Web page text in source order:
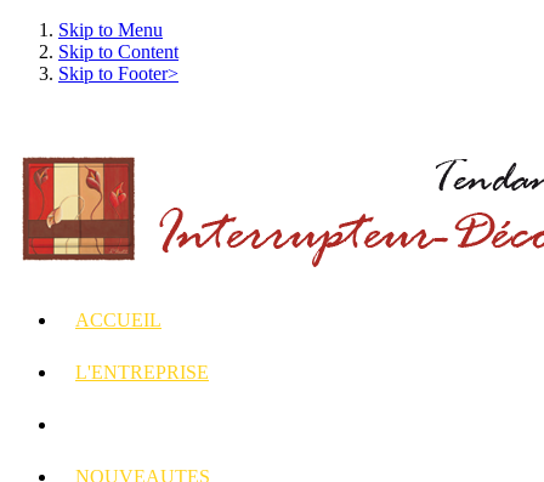
Skip to Menu
Skip to Content
Skip to Footer>
ACCUEIL
L'ENTREPRISE
NOUVEAUTES